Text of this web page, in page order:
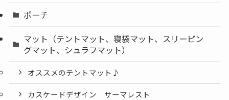
ポーチ
マット（テントマット、寝袋マット、スリーピン
グマット、シュラフマット）
オススメのテントマット♪
カスケードデザイン サーマレスト